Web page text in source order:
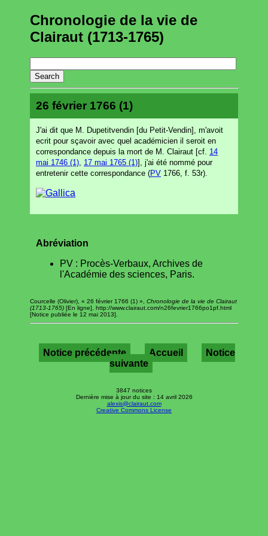
Chronologie de la vie de
Clairaut (1713-1765)
26 février 1766 (1)
J'ai dit que M. Dupetitvendin [du Petit-Vendin], m'avoit
ecrit pour sçavoir avec quel académicien il seroit en
correspondance depuis la mort de M. Clairaut [cf. 14
mai 1746 (1) 17 mai 1765 (1)], j'ai été nommé pour
entretenir cette correspondance (PV 1766, f. 53r).
Abréviation
PV : Procès-Verbaux, Archives de
l'Académie des sciences, Paris.
Courcelle (Olivier), « 26 février 1766 (1) », Chronologie de la vie de Clairaut
(1713-1765) [En ligne], http://www.clairaut.com/n26fevrier1766po1pf.html
[Notice publiée le 12 mai 2013].
Notice précédente Accueil
Notice
suivante
3847 notices
Dernière mise à jour du site : 14 avril 2026
alexis@clairaut.com
Creative Commons License